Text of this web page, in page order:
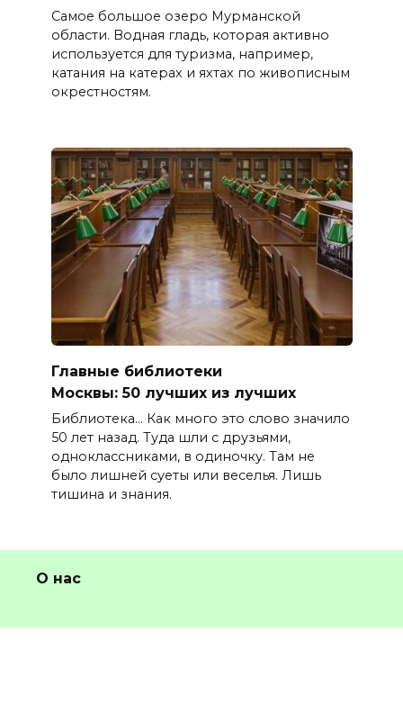
Самое большое озеро Мурманской
области. Водная гладь, которая активно
используется для туризма, например,
катания на катерах и яхтах по живописным
окрестностям.
Главные библиотеки
Москвы: 50 лучших из лучших
Библиотека… Как много это слово значило
50 лет назад. Туда шли с друзьями,
одноклассниками, в одиночку. Там не
было лишней суеты или веселья. Лишь
тишина и знания.
О нас